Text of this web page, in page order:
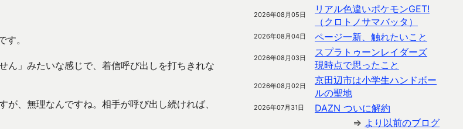
す。
ん」みたいな感じで、着信呼び出しを打ちきれな
、無理なんですね。相手が呼び出し続ければ、
2026年08月05日
リアル色違いポケモンGET!
（クロトノサマバッタ）
2026年08月04日 ページ一新、触れたいこと
2026年08月03日
スプラトゥーンレイダーズ
現時点で思ったこと
2026年08月02日
京田辺市は小学生ハンドボー
ルの聖地
2026年07月31日
DAZN ついに解約
⇒ より以前のブログ